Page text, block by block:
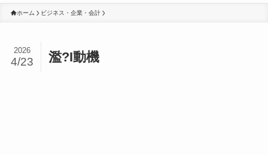
ホーム ビジネス・企業・会計
濫?I動機
2026
4/23